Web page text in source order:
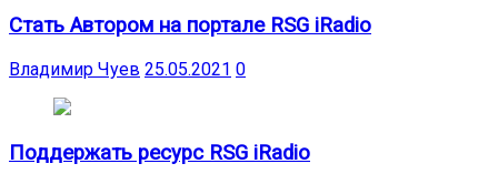
Стать Автором на портале RSG iRadio
Владимир Чуев 25.05.2021 0
Поддержать ресурс RSG iRadio